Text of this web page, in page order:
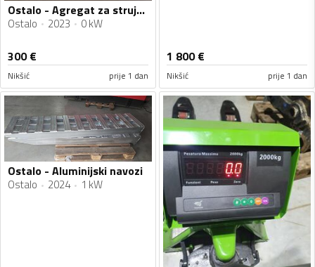
Ostalo - Agregat za struju Firman 2.6 kw
Ostalo 2023 0 kW
300€
Nikšić prije 1 dan
1 800€
Nikšić prije 1 dan
Ostalo - Aluminijski navozi
Ostalo 2024 1 kW